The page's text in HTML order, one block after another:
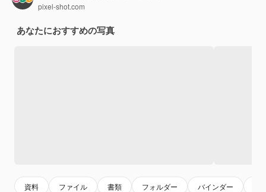
pixel-shot.com
あなたにおすすめの写真
資料 ファイル 書類 フォルダー バインダー